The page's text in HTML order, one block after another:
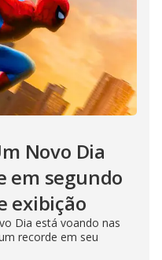
Novo Dia
em segundo
exibição
Dia está voando nas
recorde em seu